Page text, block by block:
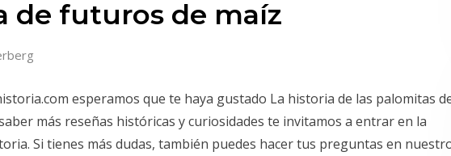
de futuros de maíz
esperamos que te haya gustado La historia de las palomitas
más reseñas históricas y curiosidades te invitamos a entrar en la
Si tienes más dudas, también puedes hacer tus preguntas en